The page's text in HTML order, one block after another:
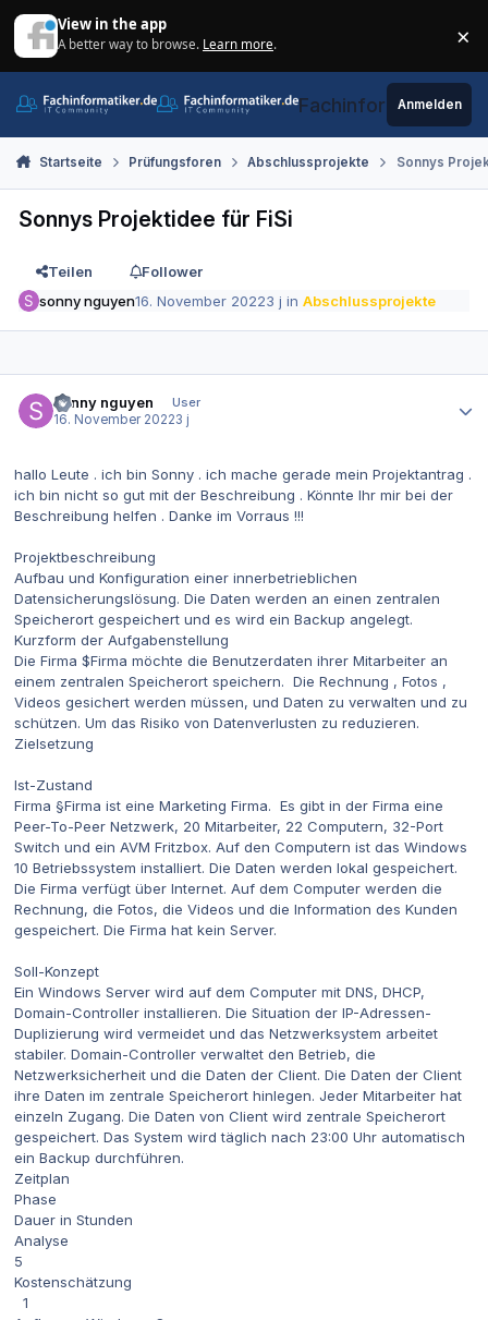
View in the app
A better way to browse. Learn more. ×
Fachinformatiker.de
Anmelden
Startseite Prüfungsforen Abschlussprojekte Sonnys
Sonnys Projektidee für FiSi
Teilen
Follower
sonny nguyen16. November 20223 j inAbschlussprojekte
sonny nguyen
User
16. November 20223 j
hallo Leute . ich bin Sonny . ich mache gerade mein Projektantrag .
ich bin nicht so gut mit der Beschreibung . Könnte Ihr mir bei der
Beschreibung helfen . Danke im Vorraus !!!
Projektbeschreibung
Aufbau und Konfiguration einer innerbetrieblichen
Datensicherungslösung. Die Daten werden an einen zentralen
Speicherort gespeichert und es wird ein Backup angelegt.
Kurzform der Aufgabenstellung
Die Firma $Firma möchte die Benutzerdaten ihrer Mitarbeiter an
einem zentralen Speicherort speichern. Die Rechnung , Fotos ,
Videos gesichert werden müssen, und Daten zu verwalten und zu
schützen. Um das Risiko von Datenverlusten zu reduzieren.
Zielsetzung
Ist-Zustand
Firma §Firma ist eine Marketing Firma. Es gibt in der Firma eine
Peer-To-Peer Netzwerk, 20 Mitarbeiter, 22 Computern, 32-Port
Switch und ein AVM Fritzbox. Auf den Computern ist das Windows
10 Betriebssystem installiert. Die Daten werden lokal gespeichert.
Die Firma verfügt über Internet. Auf dem Computer werden die
Rechnung, die Fotos, die Videos und die Information des Kunden
gespeichert. Die Firma hat kein Server.
Soll-Konzept
Ein Windows Server wird auf dem Computer mit DNS, DHCP,
Domain-Controller installieren. Die Situation der IP-Adressen-
Duplizierung wird vermeidet und das Netzwerksystem arbeitet
stabiler. Domain-Controller verwaltet den Betrieb, die
Netzwerksicherheit und die Daten der Client. Die Daten der Client
ihre Daten im zentrale Speicherort hinlegen. Jeder Mitarbeiter hat
einzeln Zugang. Die Daten von Client wird zentrale Speicherort
gespeichert. Das System wird täglich nach 23:00 Uhr automatisch
ein Backup durchführen.
Zeitplan
Phase
Dauer in Stunden
Analyse
5
Kostenschätzung
1